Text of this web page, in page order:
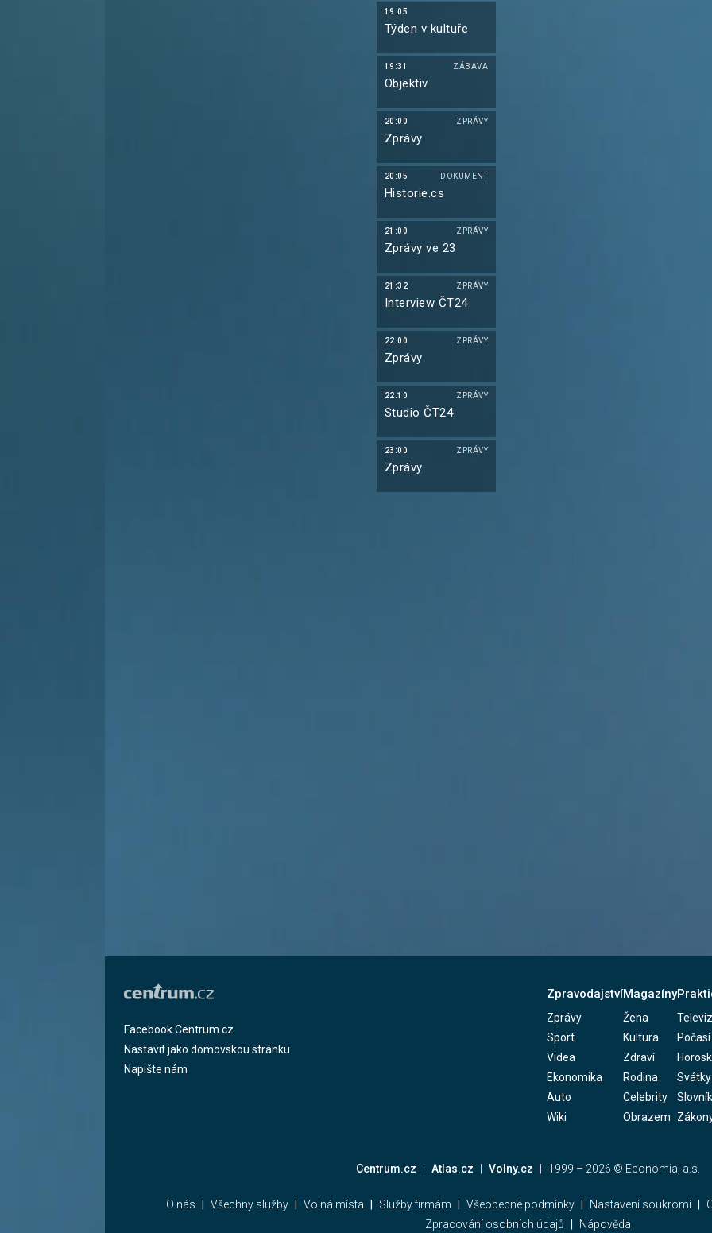
19:05
Týden v kultuře
19:31 ZÁBAVA
Objektiv
20:00 ZPRÁVY
Zprávy
20:05 DOKUMENT
Historie.cs
21:00 ZPRÁVY
Zprávy ve 23
21:32 ZPRÁVY
Interview ČT24
22:00 ZPRÁVY
Zprávy
22:10 ZPRÁVY
Studio ČT24
23:00 ZPRÁVY
Zprávy
Facebook Centrum.cz
Nastavit jako domovskou stránku
Napište nám
Zpravodajství
Zprávy
Sport
Videa
Ekonomika
Auto
Wiki
Magazíny
Žena
Kultura
Zdraví
Rodina
Celebrity
Obrazem
Počasí
Svátky
Centrum.cz Atlas.cz Volny.cz 1999 – 2026 © Economia, a.s.
O nás Všechny služby Volná místa Služby firmám Všeobecné podmínky Nastavení soukromí
Zpracování osobních údajů
Nápověda